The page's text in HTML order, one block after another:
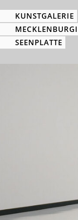
KUNSTGALERIE
SEENPLATTE